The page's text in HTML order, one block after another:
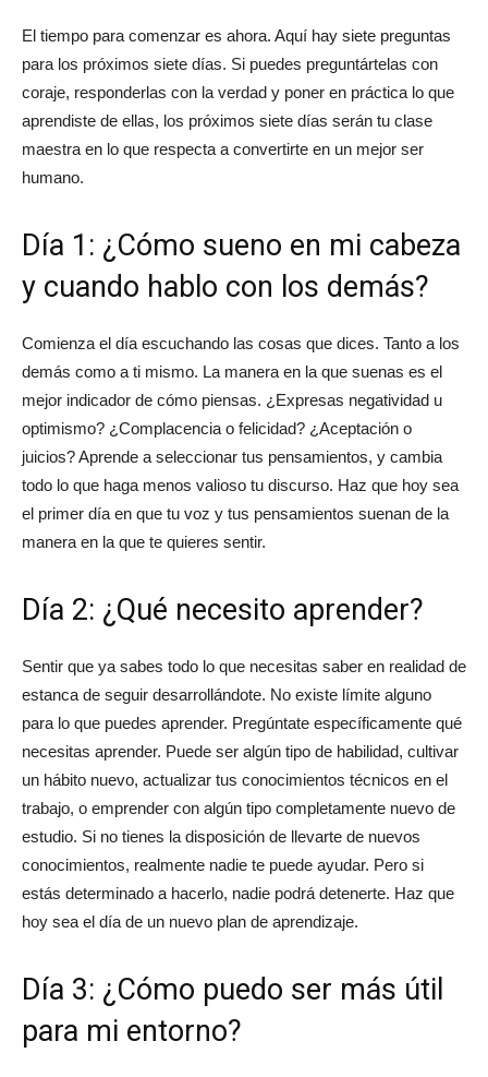
El tiempo para comenzar es ahora. Aquí hay siete preguntas
para los próximos siete días. Si puedes preguntártelas con
coraje, responderlas con la verdad y poner en práctica lo que
aprendiste de ellas, los próximos siete días serán tu clase
maestra en lo que respecta a convertirte en un mejor ser
humano.
Día 1: ¿Cómo sueno en mi cabeza
y cuando hablo con los demás?
Comienza el día escuchando las cosas que dices. Tanto a los
demás como a ti mismo. La manera en la que suenas es el
mejor indicador de cómo piensas. ¿Expresas negatividad u
optimismo? ¿Complacencia o felicidad? ¿Aceptación o
juicios? Aprende a seleccionar tus pensamientos, y cambia
todo lo que haga menos valioso tu discurso. Haz que hoy sea
el primer día en que tu voz y tus pensamientos suenan de la
manera en la que te quieres sentir.
Día 2: ¿Qué necesito aprender?
Sentir que ya sabes todo lo que necesitas saber en realidad de
estanca de seguir desarrollándote. No existe límite alguno
para lo que puedes aprender. Pregúntate específicamente qué
necesitas aprender. Puede ser algún tipo de habilidad, cultivar
un hábito nuevo, actualizar tus conocimientos técnicos en el
trabajo, o emprender con algún tipo completamente nuevo de
estudio. Si no tienes la disposición de llevarte de nuevos
conocimientos, realmente nadie te puede ayudar. Pero si
estás determinado a hacerlo, nadie podrá detenerte. Haz que
hoy sea el día de un nuevo plan de aprendizaje.
Día 3: ¿Cómo puedo ser más útil
para mi entorno?